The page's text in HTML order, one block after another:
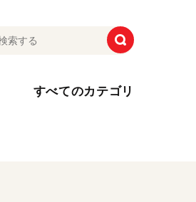
すべてのカテゴリ